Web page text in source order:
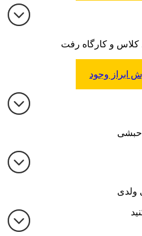
کلاس و کارگاه رفت
ابراز وجود
حبشی
ولدی